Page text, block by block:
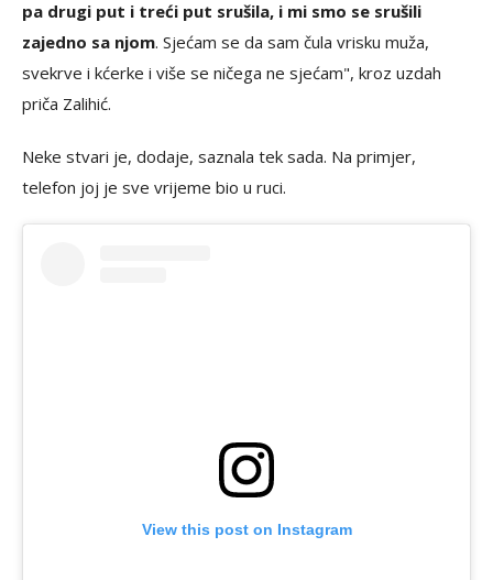
pa drugi put i treći put srušila, i mi smo se srušili
zajedno sa njom. Sjećam se da sam čula vrisku muža,
svekrve i kćerke i više se ničega ne sjećam", kroz uzdah
priča Zalihić.
Neke stvari je, dodaje, saznala tek sada. Na primjer,
telefon joj je sve vrijeme bio u ruci.
View this post on Instagram